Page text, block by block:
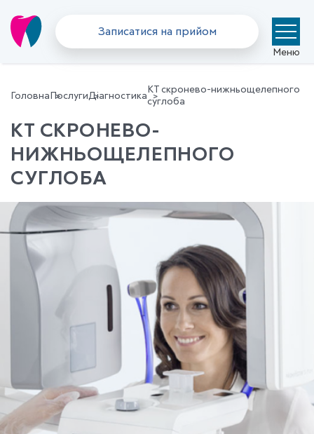
Записатися на прийом
Меню
Головна ПослугиДіагностика
КТ скронево-нижньощелепного
суглоба
КТ СКРОНЕВО-
НИЖНЬОЩЕЛЕПНОГО
СУГЛОБА